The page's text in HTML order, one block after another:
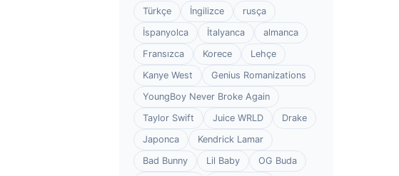
Türkçe İngilizce
rusça
İspanyolca
İtalyanca
almanca
Fransızca
Korece
Lehçe
Kanye West
Genius Romanizations
YoungBoy Never Broke Again
Taylor Swift
Juice WRLD
Drake
Japonca
Kendrick Lamar
Bad Bunny
Lil Baby
OG Buda